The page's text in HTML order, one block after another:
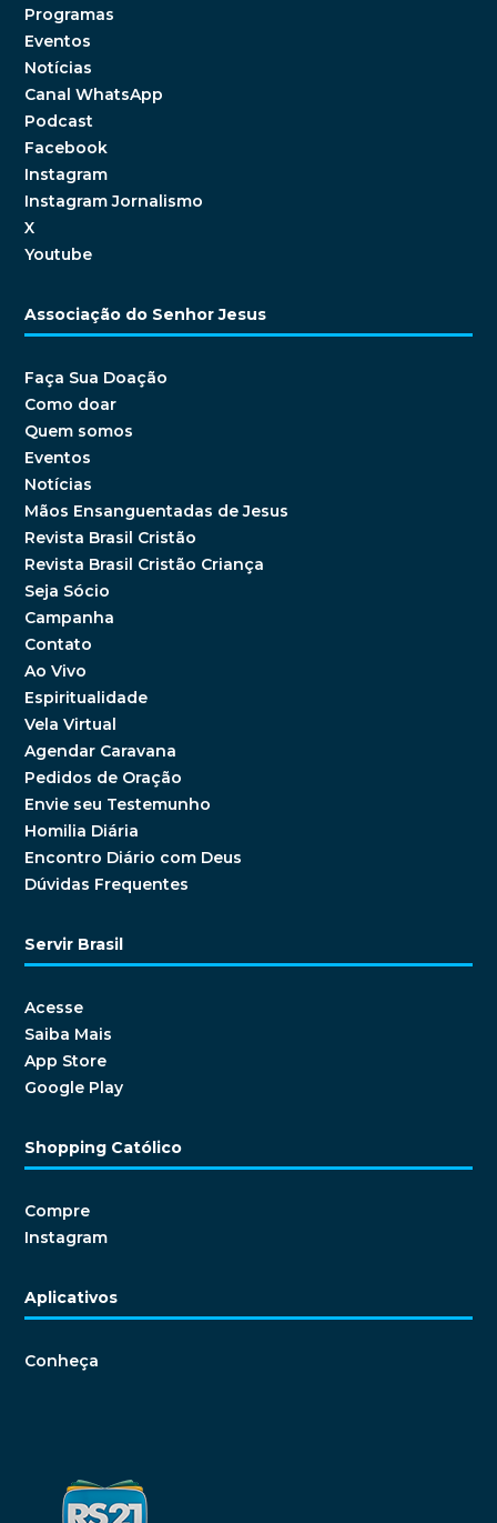
Programas
Eventos
Notícias
Canal WhatsApp
Podcast
Facebook
Instagram
Instagram Jornalismo
X
Youtube
Associação do Senhor Jesus
Faça Sua Doação
Como doar
Quem somos
Eventos
Notícias
Mãos Ensanguentadas de Jesus
Revista Brasil Cristão
Revista Brasil Cristão Criança
Seja Sócio
Campanha
Contato
Ao Vivo
Espiritualidade
Vela Virtual
Agendar Caravana
Pedidos de Oração
Envie seu Testemunho
Homilia Diária
Encontro Diário com Deus
Dúvidas Frequentes
Servir Brasil
Acesse
Saiba Mais
App Store
Google Play
Shopping Católico
Compre
Instagram
Aplicativos
Conheça